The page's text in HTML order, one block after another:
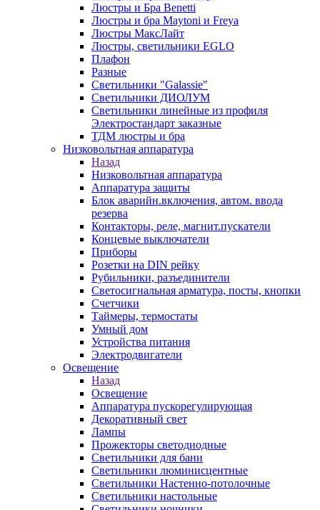
Люстры и Бра Benetti
Люстры и бра Maytoni и Freya
Люстры МаксЛайт
Люстры, светильники EGLO
Плафон
Разные
Светильники "Galassie"
Светильники ДИОЛУМ
Светильники линейные из профиля
Электростандарт заказные
ТДМ люстры и бра
Низковольтная аппаратура
Назад
Низковольтная аппаратура
Аппаратура защиты
Блок аварийн.включения, автом. ввода
резерва
Контакторы, реле, магнит.пускатели
Концевые выключатели
Приборы
Розетки на DIN рейку
Рубильники, разъединители
Светосигнальная арматура, посты, кнопки
Счетчики
Таймеры, термостаты
Умный дом
Устройства питания
Электродвигатели
Освещение
Назад
Освещение
Аппаратура пускорегулирующая
Декоративный свет
Лампы
Прожекторы светодиодные
Светильники для бани
Светильники люминисцентные
Светильники Настенно-потолочные
Светильники настольные